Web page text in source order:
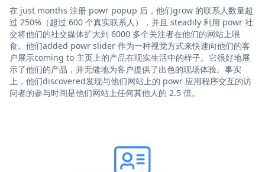
在 just months 注册 powr popup 后，他们grow 的联系人数量超
过 250%（超过 600 个真实联系人），并且 steadily 利用 powr 社
交将他们的社交媒体扩大到 6000 多个关注者在他们的网站上喂
食。他们added powr slider 作为一种视觉方式来快速向他们的客
户展示coming to 主页上的产品在现实生活中的样子。它很好地展
示了他们的产品，并无缝地为客户提供了出色的现场体验。事实
上，他们discovered发现与他们网站上的 powr 应用程序交互的访
问者的参与时间是他们网站上任何其他人的 2.5 倍。